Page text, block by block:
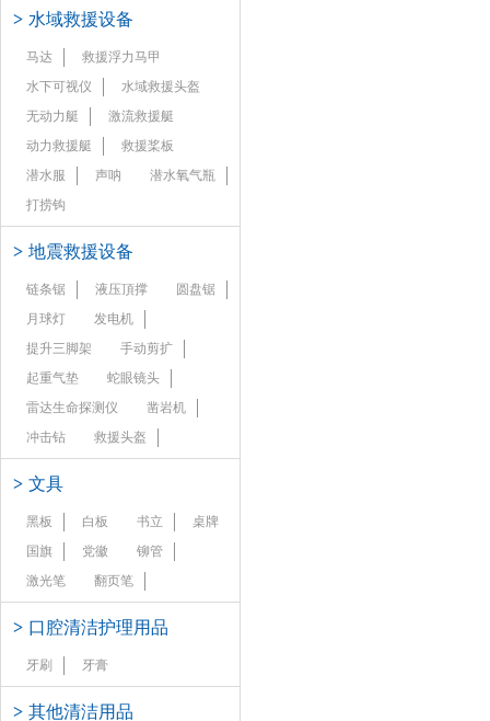
> 水域救援设备
马达
救援浮力马甲
水下可视仪
水域救援头盔
无动力艇
激流救援艇
动力救援艇
救援桨板
潜水服
声呐
潜水氧气瓶
打捞钩
> 地震救援设备
链条锯 液压頂撑
圆盘锯
月球灯
发电机
提升三脚架
手动剪扩
起重气垫
蛇眼镜头
雷达生命探测仪
凿岩机
冲击钻
救援头盔
> 文具
黑板 白板 书立
桌牌
国旗
党徽
铆管
激光笔
翻页笔
> 口腔清洁护理用品
牙刷 牙膏
> 其他清洁用品